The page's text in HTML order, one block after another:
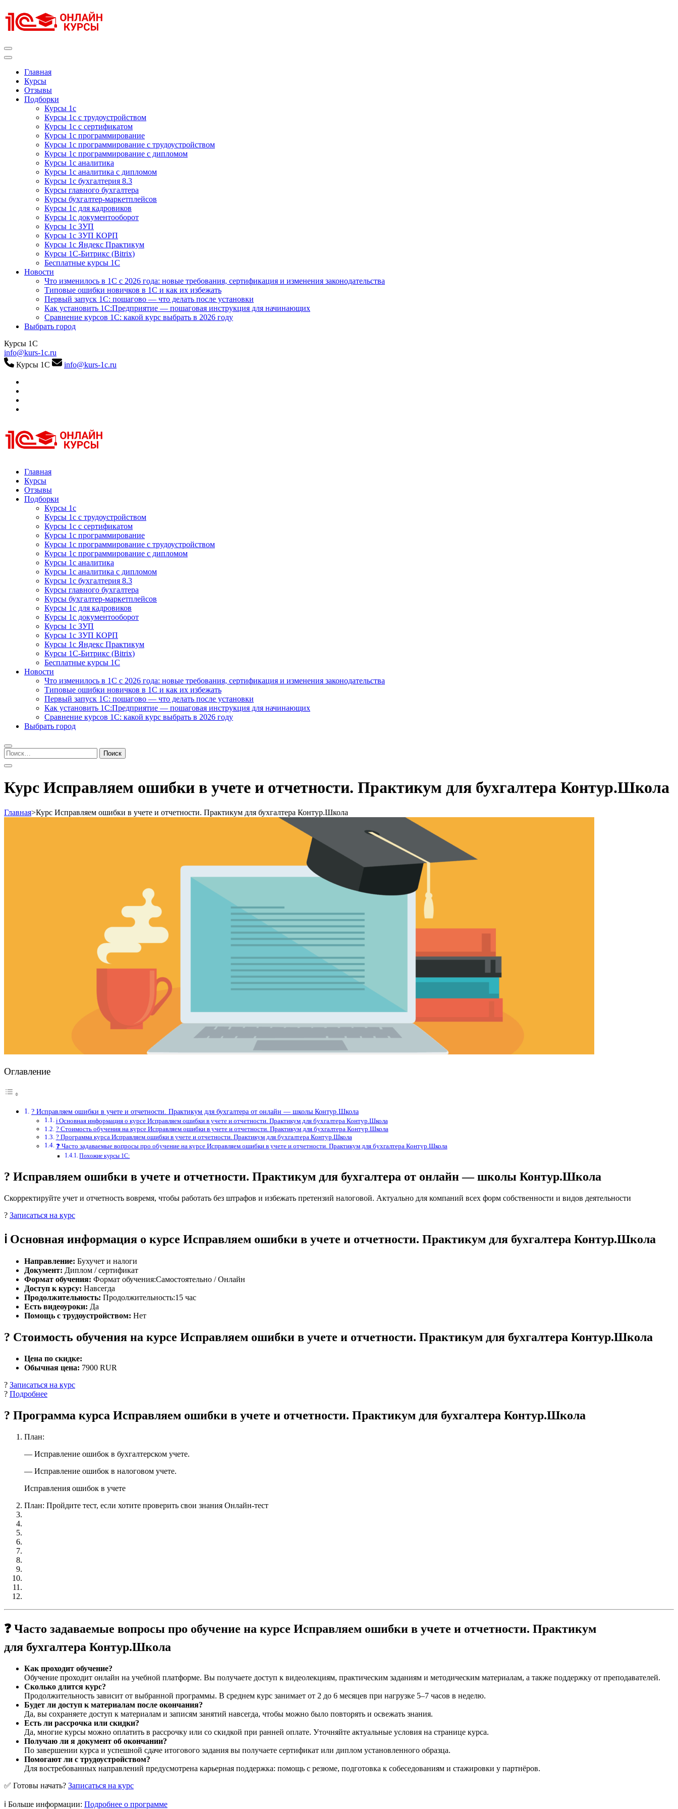
к
содержимому
Главная
Курсы
Отзывы
Подборки
Курсы 1с
Курсы 1с с трудоустройством
Курсы 1с с сертификатом
Курсы 1с программирование
Курсы 1с программирование с трудоустройством
Курсы 1с программирование с дипломом
Курсы 1с аналитика
Курсы 1с аналитика с дипломом
Курсы 1с бухгалтерия 8.3
Курсы главного бухгалтера
Курсы бухгалтер-маркетплейсов
Курсы 1с для кадровиков
Курсы 1с документооборот
Курсы 1с ЗУП
Курсы 1с ЗУП КОРП
Курсы 1с Яндекс Практикум
Курсы 1С-Битрикс (Bitrix)
Бесплатные курсы 1С
Новости
Что изменилось в 1С с 2026 года: новые требования, сертификация и изменения законодательства
Типовые ошибки новичков в 1С и как их избежать
Первый запуск 1С: пошагово — что делать после установки
Как установить 1С:Предприятие — пошаговая инструкция для начинающих
Сравнение курсов 1С: какой курс выбрать в 2026 году
Выбрать город
Курсы 1С
info@kurs-1c.ru
Курсы 1С
info@kurs-1c.ru
Курсы 1С
Курсы 1С официальная сертификация
Главная
Курсы
Отзывы
Подборки
Курсы 1с
Курсы 1с с трудоустройством
Курсы 1с с сертификатом
Курсы 1с программирование
Курсы 1с программирование с трудоустройством
Курсы 1с программирование с дипломом
Курсы 1с аналитика
Курсы 1с аналитика с дипломом
Курсы 1с бухгалтерия 8.3
Курсы главного бухгалтера
Курсы бухгалтер-маркетплейсов
Курсы 1с для кадровиков
Курсы 1с документооборот
Курсы 1с ЗУП
Курсы 1с ЗУП КОРП
Курсы 1с Яндекс Практикум
Курсы 1С-Битрикс (Bitrix)
Бесплатные курсы 1С
Новости
Что изменилось в 1С с 2026 года: новые требования, сертификация и изменения законодательства
Типовые ошибки новичков в 1С и как их избежать
Первый запуск 1С: пошагово — что делать после установки
Как установить 1С:Предприятие — пошаговая инструкция для начинающих
Сравнение курсов 1С: какой курс выбрать в 2026 году
Выбрать город
Найти:
Курс Исправляем ошибки в учете и отчетности. Практикум для бухгалтера Контур.Школа
Главная>Курс Исправляем ошибки в учете и отчетности. Практикум для бухгалтера Контур.Школа
Оглавление
? Исправляем ошибки в учете и отчетности. Практикум для бухгалтера от онлайн — школы Контур.Школа
ℹ️ Основная информация о курсе Исправляем ошибки в учете и отчетности. Практикум для бухгалтера Контур.Школа
? Стоимость обучения на курсе Исправляем ошибки в учете и отчетности. Практикум для бухгалтера Контур.Школа
? Программа курса Исправляем ошибки в учете и отчетности. Практикум для бухгалтера Контур.Школа
❓ Часто задаваемые вопросы про обучение на курсе Исправляем ошибки в учете и отчетности. Практикум для бухгалтера Контур.Школа
Похожие курсы 1С:
? Исправляем ошибки в учете и отчетности. Практикум для бухгалтера от онлайн — школы Контур.Школа
Скорректируйте учет и отчетность вовремя, чтобы работать без штрафов и избежать претензий налоговой. Актуально для компаний всех форм собственности и видов деятельности
? Записаться на курс
ℹ️ Основная информация о курсе Исправляем ошибки в учете и отчетности. Практикум для бухгалтера Контур.Школа
Направление: Бухучет и налоги
Документ: Диплом / сертификат
Формат обучения: Формат обучения:Самостоятельно / Онлайн
Доступ к курсу: Навсегда
Продолжительность: Продолжительность:15 час
Есть видеоуроки: Да
Помощь с трудоустройством: Нет
? Стоимость обучения на курсе Исправляем ошибки в учете и отчетности. Практикум для бухгалтера Контур.Школа
Цена по скидке:
Обычная цена: 7900 RUR
? Записаться на курс
? Подробнее
? Программа курса Исправляем ошибки в учете и отчетности. Практикум для бухгалтера Контур.Школа
План:
— Исправление ошибок в бухгалтерском учете.
— Исправление ошибок в налоговом учете.
Исправления ошибок в учете
План: Пройдите тест, если хотите проверить свои знания Онлайн-тест
❓ Часто задаваемые вопросы про обучение на курсе Исправляем ошибки в учете и отчетности. Практикум
для бухгалтера Контур.Школа
Как проходит обучение?
Обучение проходит онлайн на учебной платформе. Вы получаете доступ к видеолекциям, практическим заданиям и методическим материалам, а также поддержку от преподавателей.
Сколько длится курс?
Продолжительность зависит от выбранной программы. В среднем курс занимает от 2 до 6 месяцев при нагрузке 5–7 часов в неделю.
Будет ли доступ к материалам после окончания?
Да, вы сохраняете доступ к материалам и записям занятий навсегда, чтобы можно было повторять и освежать знания.
Есть ли рассрочка или скидки?
Да, многие курсы можно оплатить в рассрочку или со скидкой при ранней оплате. Уточняйте актуальные условия на странице курса.
Получаю ли я документ об окончании?
По завершении курса и успешной сдаче итогового задания вы получаете сертификат или диплом установленного образца.
Помогают ли с трудоустройством?
Для востребованных направлений предусмотрена карьерная поддержка: помощь с резюме, подготовка к собеседованиям и стажировки у партнёров.
✅ Готовы начать? Записаться на курс
ℹ️ Больше информации: Подробнее о программе